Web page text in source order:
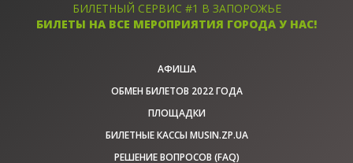
БИЛЕТНЫЙ СЕРВИС #1 В ЗАПОРОЖЬЕ
БИЛЕТЫ НА ВСЕ МЕРОПРИЯТИЯ ГОРОДА У НАС!
АФИША
ОБМЕН БИЛЕТОВ 2022 ГОДА
ПЛОЩАДКИ
БИЛЕТНЫЕ КАССЫ MUSIN.ZP.UA
РЕШЕНИЕ ВОПРОСОВ (FAQ)